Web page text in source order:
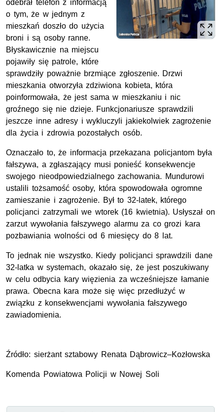
odebrał telefon z informacją
o tym, że w jednym z
mieszkań doszło do użycia
broni i są osoby ranne.
Błyskawicznie na miejscu
pojawiły się patrole, które
sprawdziły poważnie brzmiące zgłoszenie. Drzwi
mieszkania otworzyła zdziwiona kobieta, która
poinformowała, że jest sama w mieszkaniu i nic
groźnego się nie dzieje. Funkcjonariusze sprawdzili
jeszcze inne adresy i wykluczyli jakiekolwiek zagrożenie
dla życia i zdrowia pozostałych osób.
Oznaczało to, że informacja przekazana policjantom była
fałszywa, a zgłaszający musi ponieść konsekwencje
swojego nieodpowiedzialnego zachowania. Mundurowi
ustalili tożsamość osoby, która spowodowała ogromne
zamieszanie i zagrożenie. Był to 32-latek, którego
policjanci zatrzymali we wtorek (16 kwietnia). Usłyszał on
zarzut wywołania fałszywego alarmu za co grozi kara
pozbawiania wolności od 6 miesięcy do 8 lat.
To jednak nie wszystko. Kiedy policjanci sprawdzili dane
32-latka w systemach, okazało się, że jest poszukiwany
w celu odbycia kary więzienia za wcześniejsze łamanie
prawa. Obecna kara może się więc przedłużyć w
związku z konsekwencjami wywołania fałszywego
zawiadomienia.
Źródło: sierżant sztabowy Renata Dąbrowicz–Kozłowska
Komenda Powiatowa Policji w Nowej Soli